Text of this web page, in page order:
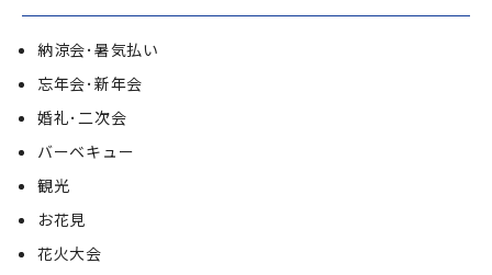
納涼会･暑気払い
忘年会･新年会
婚礼･二次会
バーベキュー
観光
お花見
花火大会